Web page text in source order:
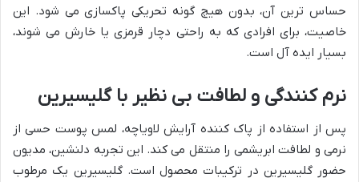
حساس ترین آن، بدون هیچ گونه تحریکی پاکسازی می شود. این
خاصیت، برای افرادی که به راحتی دچار قرمزی یا خارش می شوند،
بسیار ایده آل است.
نرم کنندگی و لطافت بی نظیر با گلیسیرین
پس از استفاده از پاک کننده آرایش لاویاچه، لمس پوست حسی از
نرمی و لطافت ابریشمی را منتقل می کند. این تجربه دلنشین، مدیون
حضور گلیسیرین در ترکیبات محصول است. گلیسیرین یک مرطوب